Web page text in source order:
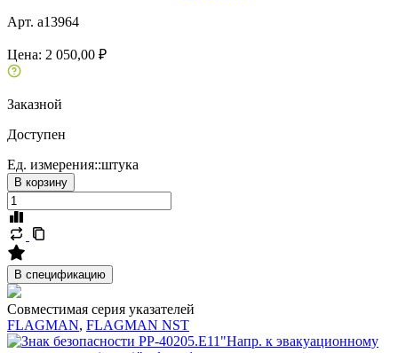
Арт. a13964
Цена: 2 050,00 ₽
Заказной
Доступен
Ед. измерения::штука
В корзину
В спецификацию
Совместимая серия указателей
FLAGMAN, FLAGMAN NST